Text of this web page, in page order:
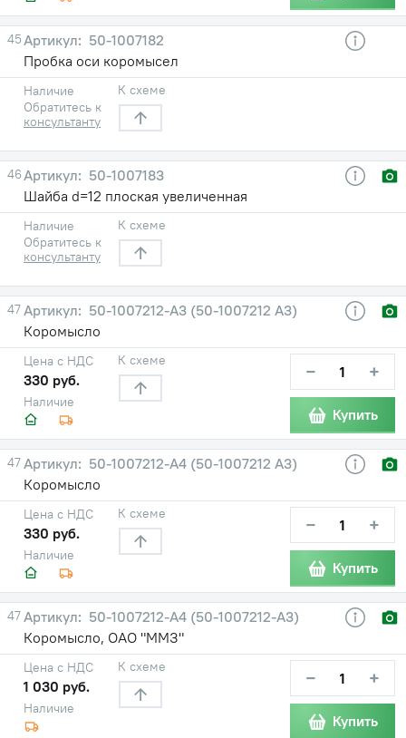
45
50-1007182
Пробка оси коромысел
Наличие
Обратитесь к
консультанту
К схеме
46
50-1007183
Шайба d=12 плоская увеличенная
Наличие
Обратитесь к
консультанту
К схеме
47
50-1007212-А3 (50-1007212 А3)
Коромысло
Наличие
Цена с НДС
330 руб.
К схеме − +
Купить
47
50-1007212-А4 (50-1007212 А3)
Коромысло
Наличие
Цена с НДС
330 руб.
К схеме − +
Купить
47
50-1007212-А4 (50-1007212-А3)
Коромысло, ОАО "ММЗ"
Наличие
Цена с НДС
1 030 руб.
К схеме − +
Купить